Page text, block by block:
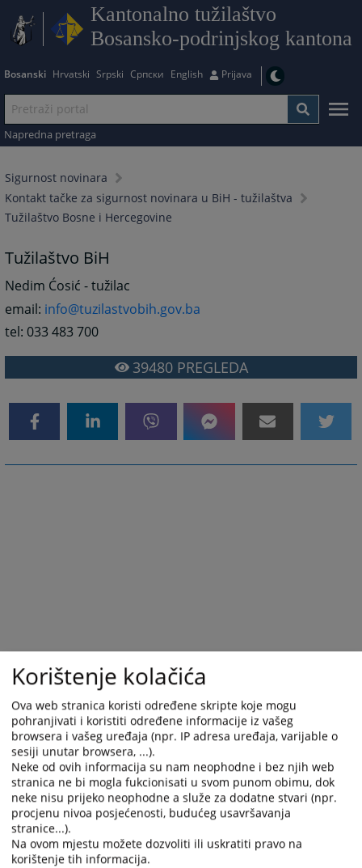
Kantonalno tužilaštvo
Bosansko-podrinjskog kantona
Bosanski Hrvatski Srpski Српски English Prijava
Napredna pretraga
Sigurnost novinara
Kontakt tačke za sigurnost novinara u BiH - tužilaštva
Tužilaštvo Bosne i Hercegovine
Tužilaštvo BiH
Nedim Ćosić - tužilac
email: info@tuzilastvobih.gov.ba
tel: 033 483 700
39480PREGLEDA
Korištenje kolačića
Ova web stranica koristi određene skripte koje mogu
pohranjivati i koristiti određene informacije iz vašeg
browsera i vašeg uređaja (npr. IP adresa uređaja, varijable o
sesiji unutar browsera, ...).
Neke od ovih informacija su nam neophodne i bez njih web
stranica ne bi mogla fukcionisati u svom punom obimu, dok
neke nisu prijeko neophodne a služe za dodatne stvari (npr.
procjenu nivoa posjećenosti, budućeg usavršavanja
stranice...).
Na ovom mjestu možete dozvoliti ili uskratiti pravo na
korištenje tih informacija.